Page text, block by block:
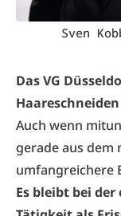
Sven
Das VG
Auch wenn
gerade aus dem
umfangreichere
Es bleibt bei